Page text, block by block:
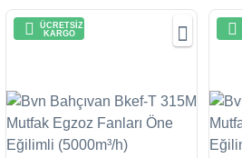
ÜCRETSİZ
KARGO